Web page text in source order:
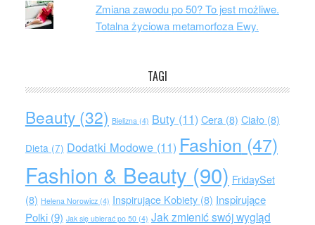
Zmiana zawodu po 50? To jest możliwe.
Totalna życiowa metamorfoza Ewy.
TAGI
Beauty(32) Bielizna (4) Buty(11) Cera (8) Ciało(8)
Dieta (7) Dodatki Modowe(11) Fashion (47)
Fashion & Beauty (90) FridaySet
(8) Helena Norowicz(4) Inspirujące Kobiety(8) Inspirujące
Polki(9) Jak się ubierać po 50(4) Jak zmienić swój wygląd